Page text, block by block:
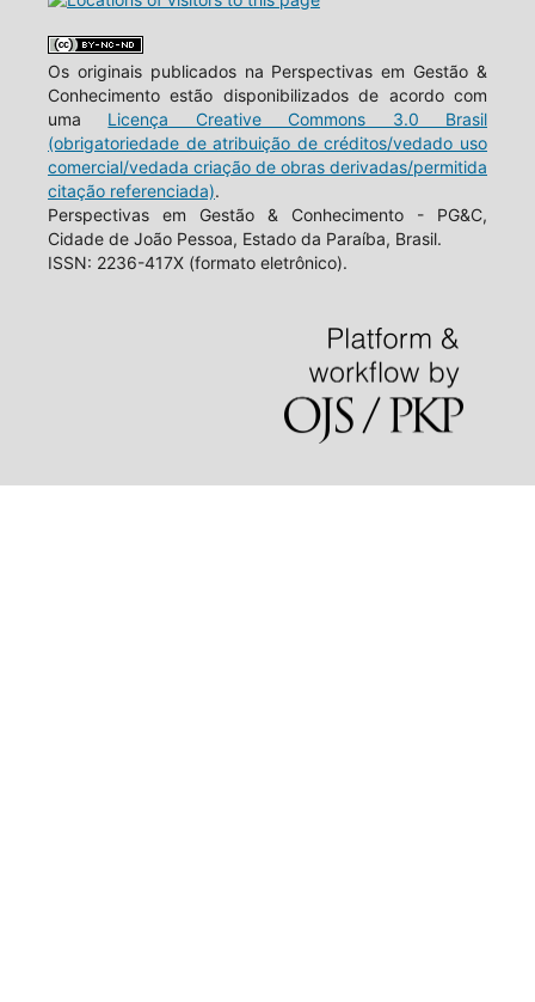
Os originais publicados na Perspectivas em Gestão &
Conhecimento estão disponibilizados de acordo com
uma Licença Creative Commons 3.0 Brasil
(obrigatoriedade de atribuição de créditos/vedado uso
comercial/vedada criação de obras derivadas/permitida
citação referenciada).
Perspectivas em Gestão & Conhecimento - PG&C,
Cidade de João Pessoa, Estado da Paraíba, Brasil.
ISSN: 2236-417X (formato eletrônico).